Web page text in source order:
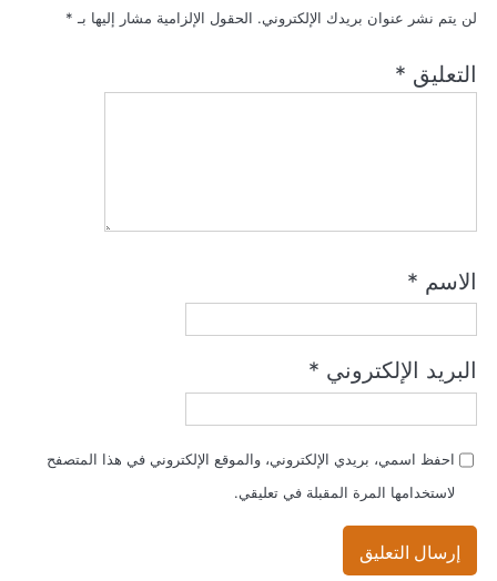
لن يتم نشر عنوان بريدك الإلكتروني. الحقول الإلزامية مشار إليها بـ *
التعليق *
الاسم *
البريد الإلكتروني *
احفظ اسمي، بريدي الإلكتروني، والموقع الإلكتروني في هذا المتصفح
لاستخدامها المرة المقبلة في تعليقي.